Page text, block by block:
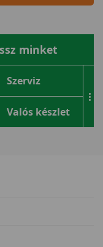
minket
Szerviz
Valós készlet
...